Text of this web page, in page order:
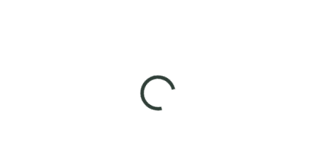
Elenys stříbrné náušnice